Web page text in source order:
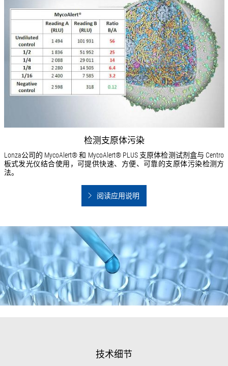
检测支原体污染
Lonza公司的 MycoAlert® 和 MycoAlert® PLUS 支原体检测试剂盒与 Centro
板式发光仪结合使用，可提供快速、方便、可靠的支原体污染检测方
法。
阅读应用说明
技术细节